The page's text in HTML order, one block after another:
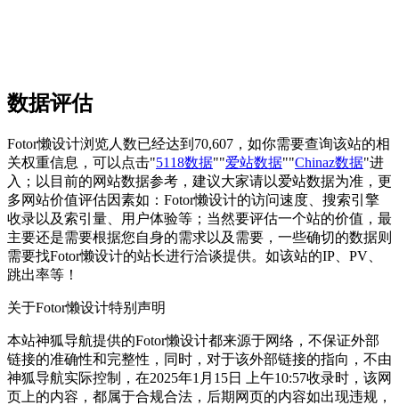
数据评估
Fotor懒设计浏览人数已经达到70,607，如你需要查询该站的相
关权重信息，可以点击"5118数据""爱站数据""Chinaz数据"进
入；以目前的网站数据参考，建议大家请以爱站数据为准，更
多网站价值评估因素如：Fotor懒设计的访问速度、搜索引擎
收录以及索引量、用户体验等；当然要评估一个站的价值，最
主要还是需要根据您自身的需求以及需要，一些确切的数据则
需要找Fotor懒设计的站长进行洽谈提供。如该站的IP、PV、
跳出率等！
关于Fotor懒设计特别声明
本站神狐导航提供的Fotor懒设计都来源于网络，不保证外部
链接的准确性和完整性，同时，对于该外部链接的指向，不由
神狐导航实际控制，在2025年1月15日 上午10:57收录时，该网
页上的内容，都属于合规合法，后期网页的内容如出现违规，